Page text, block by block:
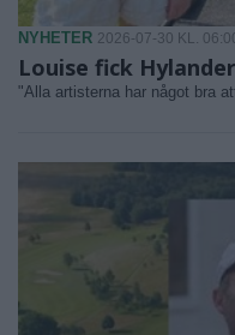
NYHETER 2026-07-30 KL.
Louise fick
"Alla artisterna har något bra